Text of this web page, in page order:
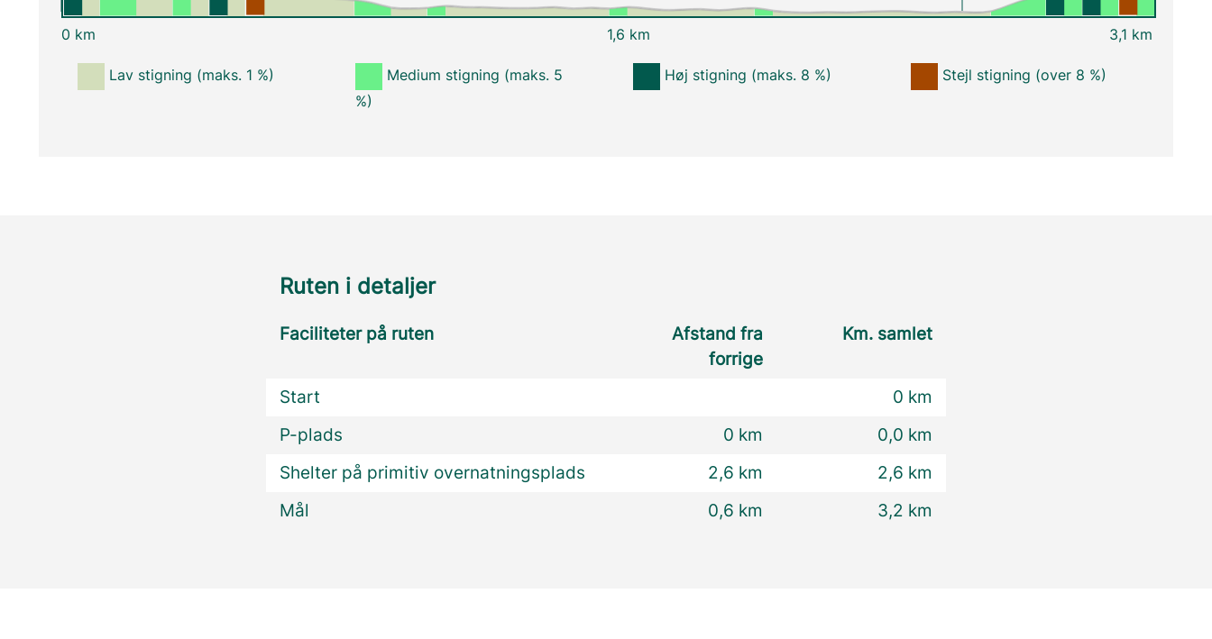
0 km 1,6 km 3,1 km
Lav stigning (maks. 1 %)
Medium stigning (maks. 5
%)
Høj stigning (maks. 8 %) Stejl stigning (over 8 %)
Ruten i detaljer
Faciliteter på ruten
Afstand fra
forrige
Km. samlet
Start
0 km
P-plads
0 km
0,0 km
Shelter på primitiv overnatningsplads
2,6 km
2,6 km
Mål
0,6 km 3,2 km